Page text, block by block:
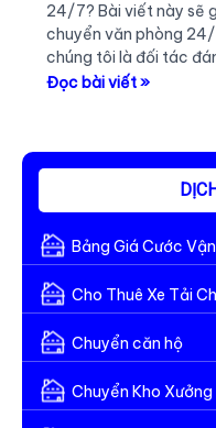
24/7? Bài viết này sẽ
chuyển văn phòng
chúng tôi là đối tác
Dịch
văn
trọn
gói
24/7
TP.HCM.
Đọc bài viết »
Bảng Giá Cước
Cho Thuê Xe Tải
Chuyển căn hộ
Chuyển Kho Xưởng